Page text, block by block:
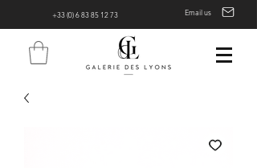
+33 (0) 6 83 85 12 73 Email us